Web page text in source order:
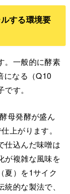
する環境要
。一般的に酵素
になる（Q10
す。
母発酵が盛ん
上がります。
仕込んだ味噌は
が複雑な風味を
夏）を1サイク
的な製法で、